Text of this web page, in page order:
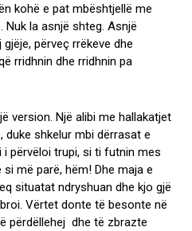
kohë e pat mbështjellë me
Nuk la asnjë shteg. Asnjë
përveç rrëkeve dhe
rridhnin dhe rridhnin pa
version. Një alibi me hallakatjet
duke shkelur mbi dërrasat e
i përvëloi trupi, si ti futnin mes
më parë, hëm! Dhe maja e
situatat ndryshuan dhe kjo gjë
Vërtet donte të besonte në
përdëllehej dhe të zbrazte